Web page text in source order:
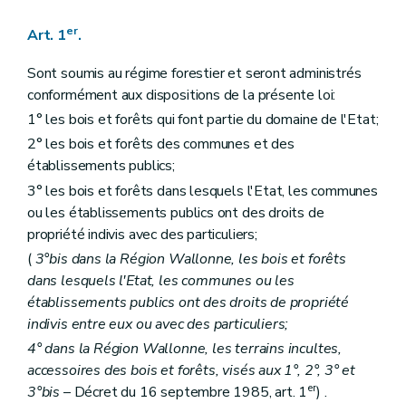
Art. 22
Art. 23
Art. 24
Art. 25
Art. 26
Art. 27
Art. 28
Art. 29
Titre IV Aménagements
Art. 31
Art. 32
Art. 33
Art. 34
Art. 35
Titre V Des adjudications de coupes
Section 1 Dispositions générales
Art. 36
Art. 37
Art. 38
Art. 39
Art. 1er.
Sont soumis au régime forestier et seront administrés
conformément aux dispositions de la présente loi:
1° les bois et forêts qui font partie du domaine de l'Etat;
2° les bois et forêts des communes et des
établissements publics;
3° les bois et forêts dans lesquels l'Etat, les communes
ou les établissements publics ont des droits de
propriété indivis avec des particuliers;
(3°bis dans la Région Wallonne, les bois et forêts
dans lesquels l'Etat, les communes ou les
établissements publics ont des droits de propriété
indivis entre eux ou avec des particuliers;
4° dans la Région Wallonne, les terrains incultes,
accessoires des bois et forêts, visés aux 1°, 2°, 3° et
3°bis – Décret du 16 septembre 1985, art. 1er) .